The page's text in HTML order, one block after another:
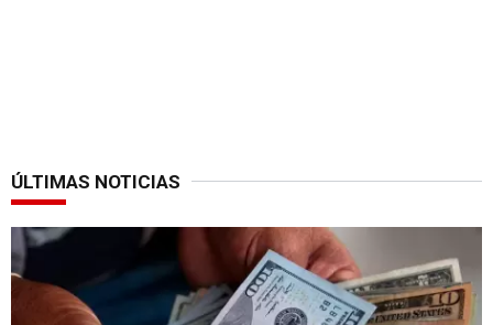
ÚLTIMAS NOTICIAS